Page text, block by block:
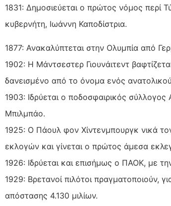
1831: Δημοσιεύεται ο πρώτος νόμος περί
κυβερνήτη, Ιωάννη Καποδίστρια.
1877: Ανακαλύπτεται στην Ολυμπία από
1902: Η Μάντσεστερ Γιουνάιτεντ
δανεισμένο από το όνομα ενός
1903: Ιδρύεται ο ποδοσφαιρικός
Μπιλμπάο.
1925: Ο Πάουλ φον Χίντενμπουργκ νικά
εκλογών και γίνεται ο πρώτος άμεσα
1926: Ιδρύεται και επισήμως ο ΠΑΟΚ, με
1929: Βρετανοί πιλότοι πραγματοποιούν,
απόστασης 4.130 μιλίων.